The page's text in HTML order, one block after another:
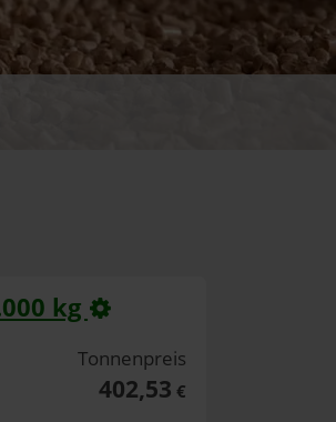
kg
Tonnenpreis
402,53 €